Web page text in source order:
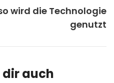
wird die Technologie
genutzt
auch